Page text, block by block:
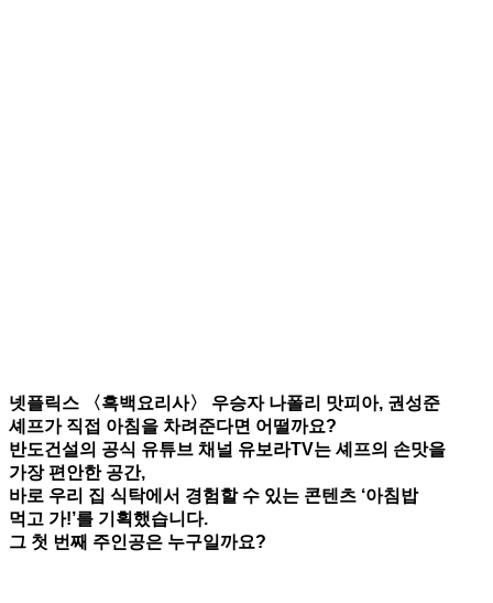
넷플릭스 〈흑백요리사〉 우승자 나폴리 맛피아, 권성준
셰프가 직접 아침을 차려준다면 어떨까요?
반도건설의 공식 유튜브 채널 유보라TV는 셰프의 손맛을
가장 편안한 공간,
바로 우리 집 식탁에서 경험할 수 있는 콘텐츠 ‘아침밥
먹고 가!’를 기획했습니다.
그 첫 번째 주인공은 누구일까요?